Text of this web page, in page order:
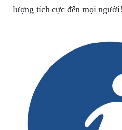
lượng tích cực đến mọi người!